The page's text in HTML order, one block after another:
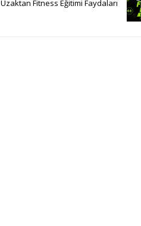
Uzaktan Fitness Eğitimi Faydaları